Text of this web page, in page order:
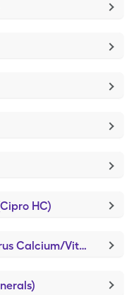
HC)
Citracal Petites/Vitamin D (Citrus Calcium/Vitamin D)